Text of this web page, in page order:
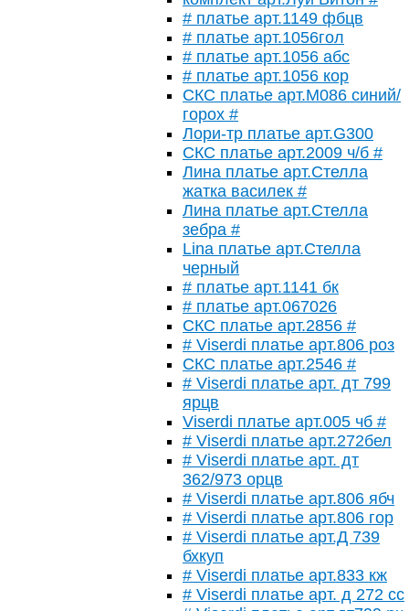
# платье арт.1149 фбцв
# платье арт.1056гол
# платье арт.1056 абс
# платье арт.1056 кор
СКС платье арт.М086 синий/
горох #
Лори-тр платье арт.G300
СКС платье арт.2009 ч/б #
Лина платье арт.Стелла
жатка василек #
Лина платье арт.Стелла
зебра #
Lina платье арт.Стелла
черный
# платье арт.1141 бк
# платье арт.067026
СКС платье арт.2856 #
# Viserdi платье арт.806 роз
СКС платье арт.2546 #
# Viserdi платье арт. дт 799
ярцв
Viserdi платье арт.005 чб #
# Viserdi платье арт.272бел
# Viserdi платье арт. дт
362/973 орцв
# Viserdi платье арт.806 ябч
# Viserdi платье арт.806 гор
# Viserdi платье арт.Д 739
бхкуп
# Viserdi платье арт.833 кж
# Viserdi платье арт. д 272 сс